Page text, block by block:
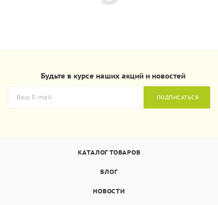
Будьте в курсе наших акций и новостей
ПОДПИСАТЬСЯ
КАТАЛОГ ТОВАРОВ
БЛОГ
НОВОСТИ